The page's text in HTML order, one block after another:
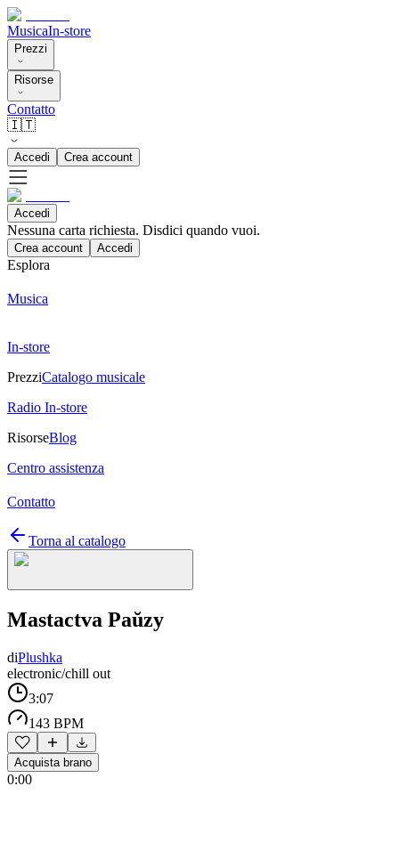
MusicaIn-store
Prezzi
Risorse
Contatto
🇮🇹
Accedi Crea account
Accedi
Nessuna carta richiesta. Disdici quando vuoi.
Crea account Accedi
Esplora
Musica
In-store
PrezziCatalogo musicale
Radio In-store
RisorseBlog
Centro assistenza
Contatto
Torna al catalogo
Mastactva Paŭzy
diPlushka
electronic/chill out
3:07
143 BPM
Acquista brano
0:00